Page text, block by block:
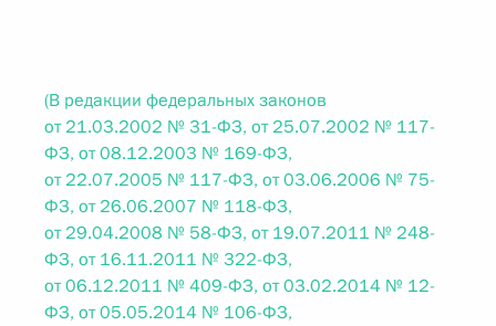
(В редакции федеральных законов
от 21.03.2002 № 31-ФЗ, от 25.07.2002 № 117-
ФЗ, от 08.12.2003 № 169-ФЗ,
от 22.07.2005 № 117-ФЗ, от 03.06.2006 № 75-
ФЗ, от 26.06.2007 № 118-ФЗ,
от 29.04.2008 № 58-ФЗ, от 19.07.2011 № 248-
ФЗ, от 16.11.2011 № 322-ФЗ,
от 06.12.2011 № 409-ФЗ, от 03.02.2014 № 12-
ФЗ, от 05.05.2014 № 106-ФЗ,